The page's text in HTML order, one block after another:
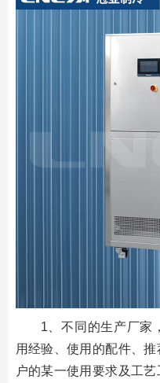
1、不同的生产厂家
用经验、使用的配件、
户的某一使用要求及工